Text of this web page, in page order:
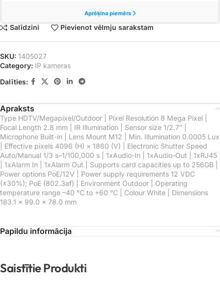
Salīdzini Pievienot vēlmju sarakstam
SKU: 1405027
Category: IP kameras
Dalīties:
Apraksts
Type HDTV/Megapixel/Outdoor | Pixel Resolution 8 Mega Pixel |
Focal Length 2.8 mm | IR Illumination | Sensor size 1/2.7″ |
Microphone Built-in | Lens Mount M12 | Min. Illumination 0.0005 Lux
| Effective pixels 4096 (H) × 1860 (V) | Electronic Shutter Speed
Auto/Manual 1/3 s–1/100,000 s | 1xAudio-In | 1xAudio-Out | 1xRJ45
| 1xAlarm In | 1xAlarm Out | Supports card capacities up to 256GB |
Power options PoE/12V | Power supply requirements 12 VDC
(±30%); PoE (802.3af) | Environment Outdoor | Operating
temperature range –40 °C to +60 °C | Colour White | Dimensions
183.1 × 99.0 × 78.0 mm
Papildu informācija
Saistītie Produkti